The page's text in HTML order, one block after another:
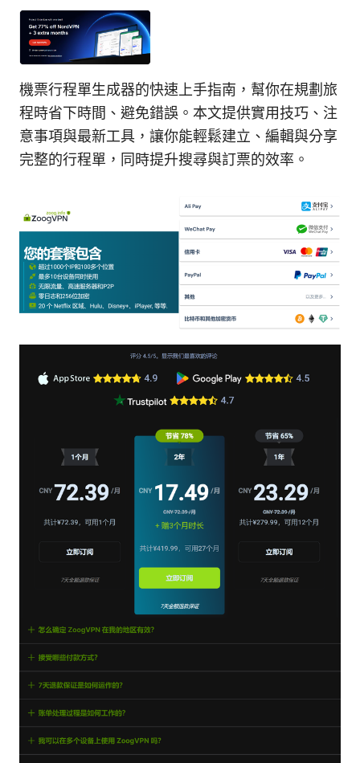
機票行程單生成器的快速上手指南，幫你在規劃旅
程時省下時間、避免錯誤。本文提供實用技巧、注
意事項與最新工具，讓你能輕鬆建立、編輯與分享
完整的行程單，同時提升搜尋與訂票的效率。